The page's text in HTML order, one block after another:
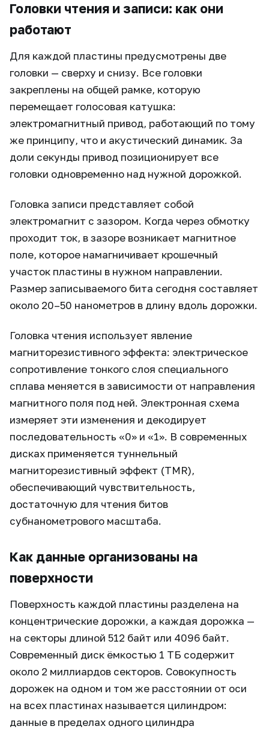
Головки чтения и записи: как они
работают
Для каждой пластины предусмотрены две
головки — сверху и снизу. Все головки
закреплены на общей рамке, которую
перемещает голосовая катушка:
электромагнитный привод, работающий по тому
же принципу, что и акустический динамик. За
доли секунды привод позиционирует все
головки одновременно над нужной дорожкой.
Головка записи представляет собой
электромагнит с зазором. Когда через обмотку
проходит ток, в зазоре возникает магнитное
поле, которое намагничивает крошечный
участок пластины в нужном направлении.
Размер записываемого бита сегодня составляет
около 20–50 нанометров в длину вдоль дорожки.
Головка чтения использует явление
магниторезистивного эффекта: электрическое
сопротивление тонкого слоя специального
сплава меняется в зависимости от направления
магнитного поля под ней. Электронная схема
измеряет эти изменения и декодирует
последовательность «0» и «1». В современных
дисках применяется туннельный
магниторезистивный эффект (TMR),
обеспечивающий чувствительность,
достаточную для чтения битов
субнанометрового масштаба.
Как данные организованы на
поверхности
Поверхность каждой пластины разделена на
концентрические дорожки, а каждая дорожка —
на секторы длиной 512 байт или 4096 байт.
Современный диск ёмкостью 1 ТБ содержит
около 2 миллиардов секторов. Совокупность
дорожек на одном и том же расстоянии от оси
на всех пластинах называется цилиндром:
данные в пределах одного цилиндра